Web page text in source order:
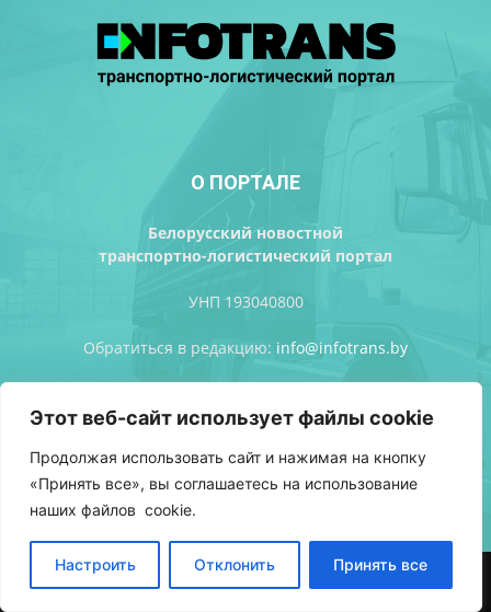
Этот веб-сайт использует файлы cookie
Продолжая использовать сайт и нажимая на кнопку
«Принять все», вы соглашаетесь на использование
наших файлов cookie.
Настроить Отклонить Принять все
О ПОРТАЛЕ
Белорусский новостной
транспортно-логистический портал
УНП 193040800
Обратиться в редакцию: info@infotrans.bу
Следуйте за нами
АВТОРСКИЕ ПРАВА
ПОЛИТИКА КОНФИДЕНЦИАЛЬНОСТИ